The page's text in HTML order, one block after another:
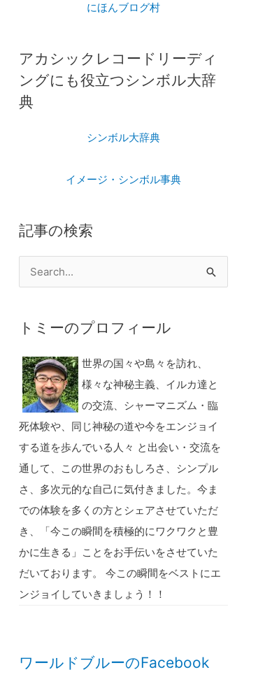
にほんブログ村
アカシックレコードリーディ
ングにも役立つシンボル大辞
典
シンボル大辞典
イメージ・シンボル事典
記事の検索
トミーのプロフィール
世界の国々や島々を訪れ、
様々な神秘主義、イルカ達と
の交流、シャーマニズム・臨
死体験や、同じ神秘の道や今をエンジョイ
する道を歩んでいる人々 と出会い・交流を
通して、この世界のおもしろさ、シンプル
さ、多次元的な自己に気付きました。今ま
での体験を多くの方とシェアさせていただ
き、「今この瞬間を積極的にワクワクと豊
かに生きる」ことをお手伝いをさせていた
だいております。 今この瞬間をベストにエ
ンジョイしていきましょう！！
ワールドブルーのFacebook